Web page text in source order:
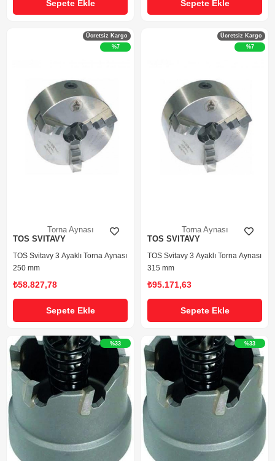
Sepete Ekle Sepete Ekle
Torna Aynası
TOS SVITAVY
TOS Svitavy 3 Ayaklı Torna Aynası
250 mm
₺58.827,78
Sepete Ekle
Ücretsiz Kargo
%7
Torna Aynası
TOS SVITAVY
TOS Svitavy 3 Ayaklı Torna Aynası
315 mm
₺95.171,63
Sepete Ekle
Ücretsiz Kargo
%7
%33 %33